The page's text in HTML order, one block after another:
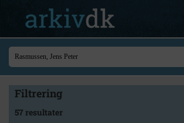
Filtrering
57 resultater